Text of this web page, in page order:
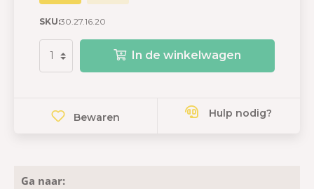
SKU:30.27.16.20
In de winkelwagen
Bewaren Hulp nodig?
Ga naar: